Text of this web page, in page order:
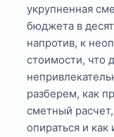
укрупненная
бюджета в
напротив, к
стоимости, что
разберем, как
сметный
опираться и